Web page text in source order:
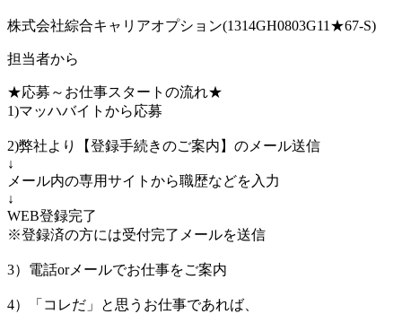
株式会社綜合キャリアオプション(1314GH0803G11★67-S)
担当者から
★応募～お仕事スタートの流れ★
1)マッハバイトから応募
2)弊社より【登録手続きのご案内】のメール送信
↓
メール内の専用サイトから職歴などを入力
↓
WEB登録完了
※登録済の方には受付完了メールを送信
3）電話orメールでお仕事をご案内
4）「コレだ」と思うお仕事であれば、